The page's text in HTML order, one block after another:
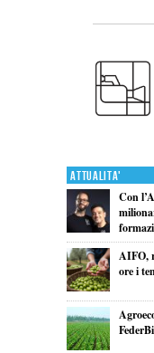
Attualita'
Con
AIFO,
ore i